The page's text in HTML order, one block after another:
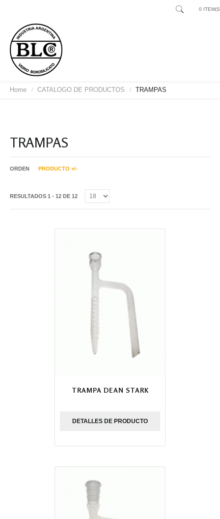
0
Home / CATALOGO DE PRODUCTOS / TRAMPAS
TRAMPAS
ORDEN PRODUCTO +/-
RESULTADOS 1 - 12 DE 12
TRAMPA DEAN STARK
DETALLES DE PRODUCTO